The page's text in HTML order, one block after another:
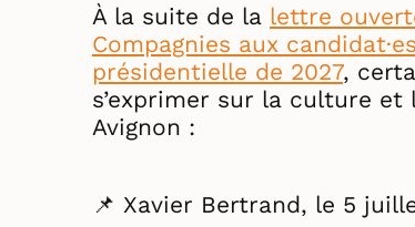
À la suite de la lettre
Compagnies aux
présidentielle de 2027,
s’exprimer sur la culture
Avignon :
📌 Xavier Bertrand, le 5